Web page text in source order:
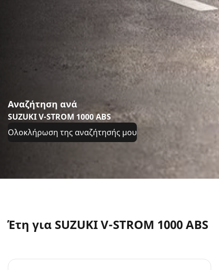
Αναζήτηση ανά
SUZUKI V-STROM 1000 ABS
Ολοκλήρωση της αναζήτησής μου
Έτη για SUZUKI V-STROM 1000 ABS